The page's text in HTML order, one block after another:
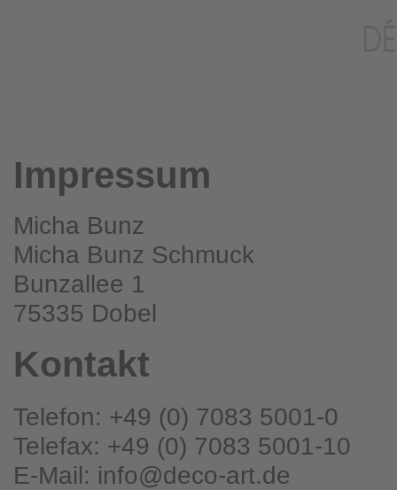
Impressum
Micha Bunz
Micha Bunz Schmuck
Bunzallee 1
75335 Dobel
Kontakt
Telefon: +49 (0) 7083 5001-0
Telefax: +49 (0) 7083 5001-10
E-Mail: info@deco-art.de